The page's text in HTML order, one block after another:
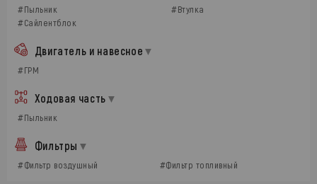
#Пыльник
#Втулка
#Сайлентблок
Двигатель и навесное
#ГРМ
Ходовая часть
#Пыльник
Фильтры
#Фильтр воздушный #Фильтр топливный